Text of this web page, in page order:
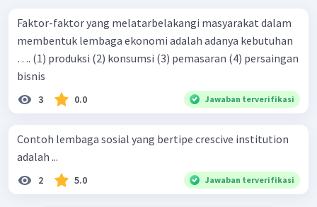
Faktor-faktor yang melatarbelakangi masyarakat dalam
membentuk lembaga ekonomi adalah adanya kebutuhan
…. (1) produksi (2) konsumsi (3) pemasaran (4) persaingan
bisnis
3 0.0 Jawaban terverifikasi
Contoh lembaga sosial yang bertipe crescive institution
adalah ...
2 5.0 Jawaban terverifikasi